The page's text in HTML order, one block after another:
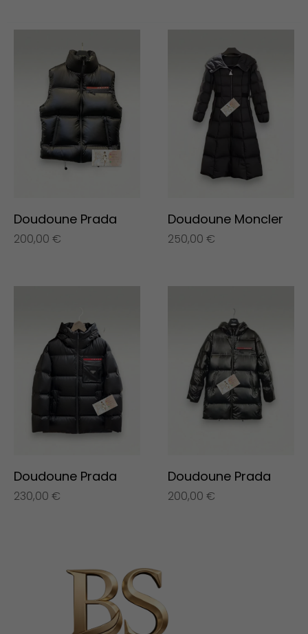
Doudoune Prada
200,00 €
Doudoune Moncler
250,00 €
Doudoune Prada
230,00 €
Doudoune Prada
200,00 €